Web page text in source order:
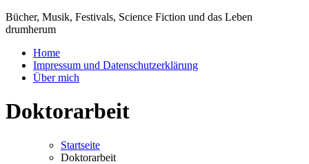
Bücher, Musik, Festivals, Science Fiction und das Leben
drumherum
Home
Impressum und Datenschutzerklärung
Über mich
Doktorarbeit
Startseite
Doktorarbeit